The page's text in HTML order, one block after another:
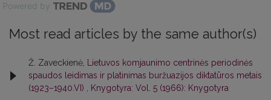
Powered by
Most read articles by the same author(s)
Ž. Zaveckienė,
Lietuvos komjaunimo centrinės periodinės
spaudos leidimas ir platinimas buržuazijos diktatūros metais
(1923–1940.VI)
Knygotyra: Vol. 5 (1966): Knygotyra